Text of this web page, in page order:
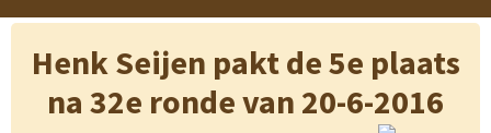
Henk Seijen pakt de 5e plaats
na 32e ronde van 20-6-2016